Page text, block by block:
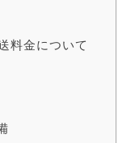
料金について